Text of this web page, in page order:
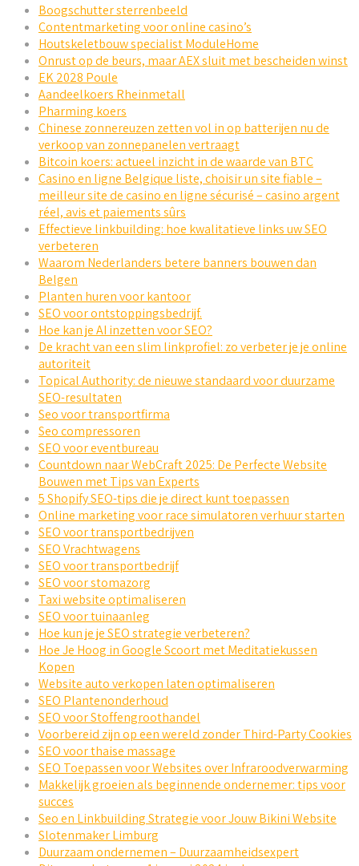
Boogschutter sterrenbeeld
Contentmarketing voor online casino’s
Houtskeletbouw specialist ModuleHome
Onrust op de beurs, maar AEX sluit met bescheiden winst
EK 2028 Poule
Aandeelkoers Rheinmetall
Pharming koers
Chinese zonnereuzen zetten vol in op batterijen nu de
verkoop van zonnepanelen vertraagt
Bitcoin koers: actueel inzicht in de waarde van BTC
Casino en ligne Belgique liste, choisir un site fiable –
meilleur site de casino en ligne sécurisé – casino argent
réel, avis et paiements sûrs
Effectieve linkbuilding: hoe kwalitatieve links uw SEO
verbeteren
Waarom Nederlanders betere banners bouwen dan
Belgen
Planten huren voor kantoor
SEO voor ontstoppingsbedrijf.
Hoe kan je AI inzetten voor SEO?
De kracht van een slim linkprofiel: zo verbeter je je online
autoriteit
Topical Authority: de nieuwe standaard voor duurzame
SEO-resultaten
Seo voor transportfirma
Seo compressoren
SEO voor eventbureau
Countdown naar WebCraft 2025: De Perfecte Website
Bouwen met Tips van Experts
5 Shopify SEO-tips die je direct kunt toepassen
Online marketing voor race simulatoren verhuur starten
SEO voor transportbedrijven
SEO Vrachtwagens
SEO voor transportbedrijf
SEO voor stomazorg
Taxi website optimaliseren
SEO voor tuinaanleg
Hoe kun je je SEO strategie verbeteren?
Hoe Je Hoog in Google Scoort met Meditatiekussen
Kopen
Website auto verkopen laten optimaliseren
SEO Plantenonderhoud
SEO voor Stoffengroothandel
Voorbereid zijn op een wereld zonder Third-Party Cookies
SEO voor thaise massage
SEO Toepassen voor Websites over Infraroodverwarming
Makkelijk groeien als beginnende ondernemer: tips voor
succes
Seo en Linkbuilding Strategie voor Jouw Bikini Website
Slotenmaker Limburg
Duurzaam ondernemen – Duurzaamheidsexpert